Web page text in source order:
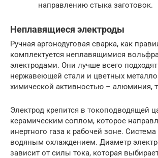
направлению стыка заготовок.
Неплавящиеся электроды
Ручная аргонодуговая сварка, как
комплектуется неплавящимися
электродами. Они лучше всего
нержавеющей стали и цветных
химической активностью – алюминия,
Электрод крепится в токоподводящей
керамическим соплом, которое
инертного газа к рабочей зоне.
водяным охлаждением. Диаметр
зависит от силы тока, которая